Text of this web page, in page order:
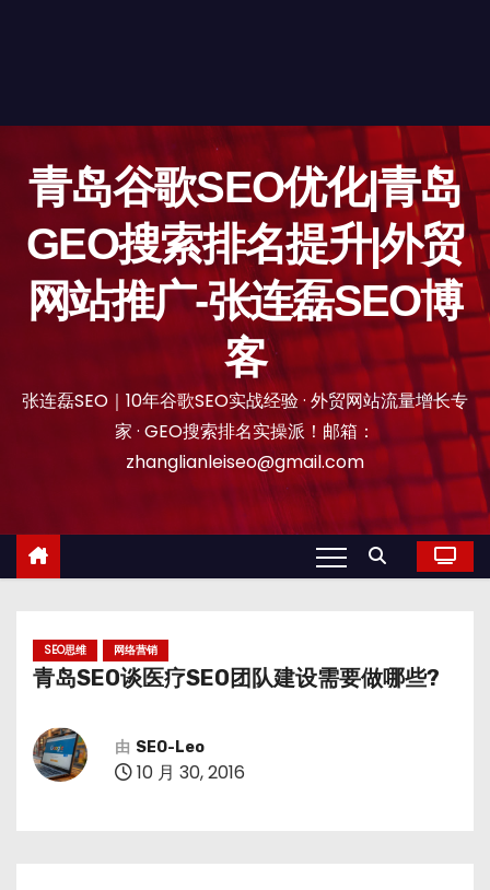
青岛谷歌SEO优化|青岛
GEO搜索排名提升|外贸
网站推广-张连磊SEO博
客
张连磊SEO｜10年谷歌SEO实战经验 · 外贸网站流量增长专
家 · GEO搜索排名实操派！邮箱：
zhanglianleiseo@gmail.com
SEO思维 网络营销
青岛SEO谈医疗SEO团队建设需要做哪些?
由 SEO-Leo
10 月 30, 2016